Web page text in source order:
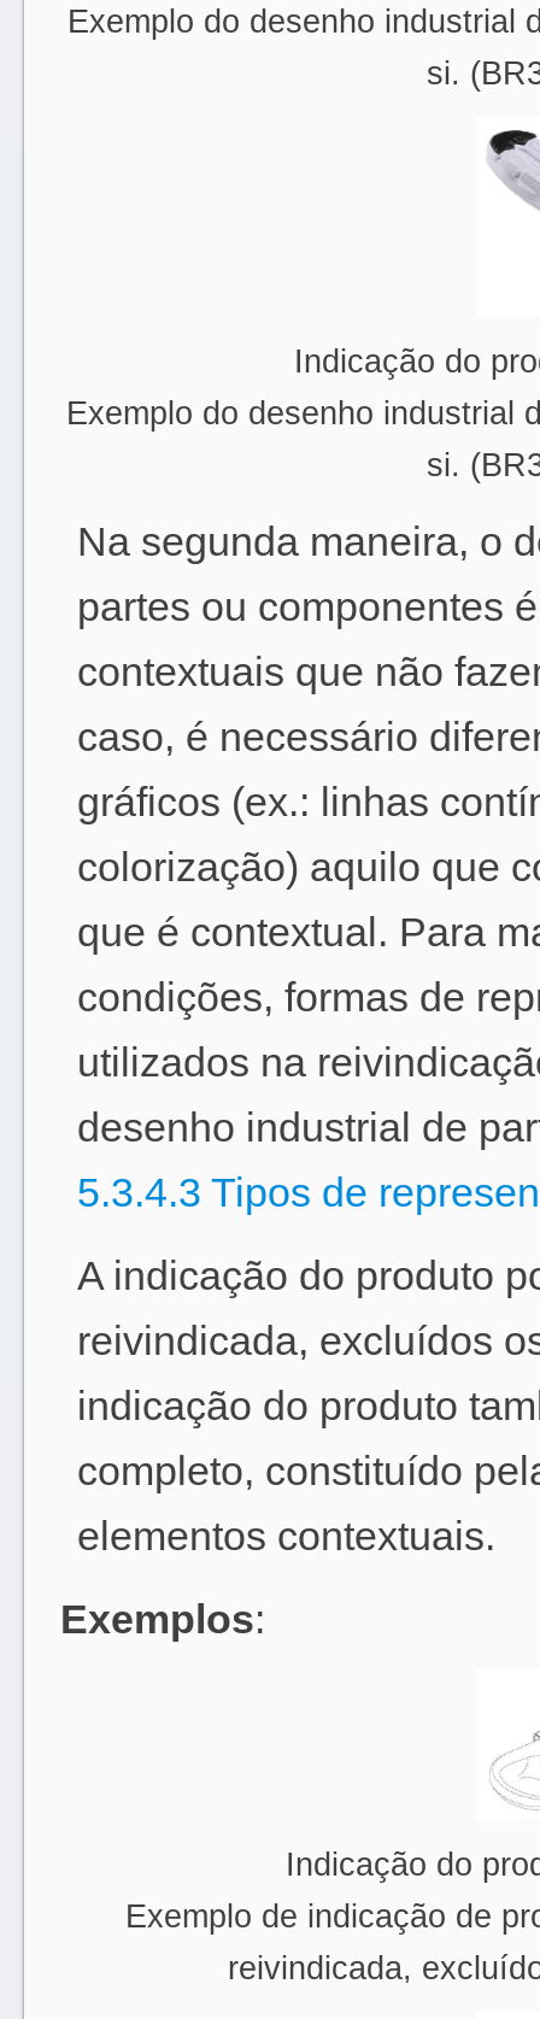
Exemplo do desenho industrial
si.
Indicação do
Exemplo do desenho industrial
si.
Na segunda maneira, o
partes ou componentes
contextuais que não
caso, é necessário
gráficos (ex.: linhas
colorização) aquilo que
que é contextual. Para
condições, formas de
utilizados na
desenho industrial de
5.3.4.3 Tipos de
A indicação do produto
reivindicada, excluídos
indicação do produto
completo, constituído
elementos contextuais.
Exemplos:
Indicação do
Exemplo de indicação de
reivindicada,